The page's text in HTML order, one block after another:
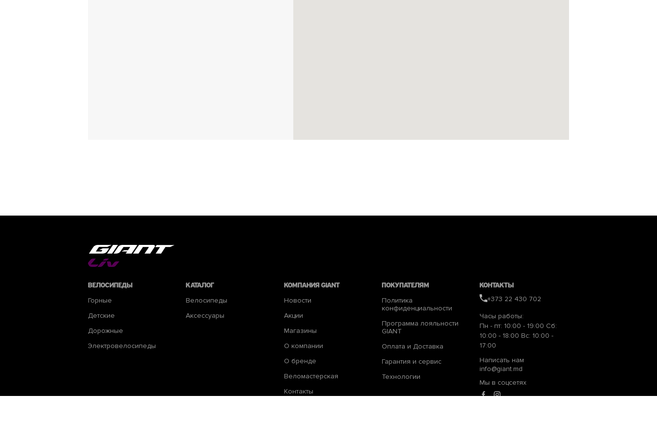
Велосипеды
Горные
Детские
Дорожные
Электровелосипеды
Каталог
Велосипеды
Аксессуары
КОМПАНИЯ giant
Новости
Акции
Магазины
О компании
О бренде
Веломастерская
Контакты
Покупателям
Политика
конфиденциальности
Программа лояльности
GIANT
Оплата и Доставка
Гарантия и сервис
Технологии
Контакты
+373 22 430 702
Часы работы:
Пн - пт: 10:00 - 19:00 Сб:
10:00 - 18:00 Вс: 10:00 -
17:00
Написать нам
info@giant.md
Мы в соцсетях